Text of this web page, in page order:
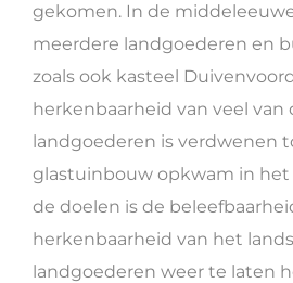
gekomen. In de
meerdere landgoederen en
zoals ook kasteel
herkenbaarheid van veel van
landgoederen is verdwenen
glastuinbouw opkwam in het
de doelen is de
herkenbaarheid van het
landgoederen weer te laten